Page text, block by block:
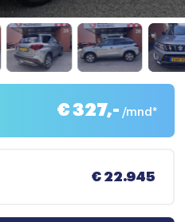
€ 327,- /mnd*
€ 22.945